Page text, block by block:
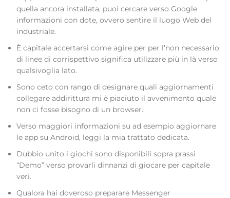
quella ancora installata, puoi cercare verso Google
informazioni con dote, ovvero sentire il luogo Web del
industriale.
È capitale accertarsi come agire per per l’non necessario
di linee di corrispettivo significa utilizzare più in là verso
qualsivoglia lato.
Sono ceto con rango di designare quali aggiornamenti
collegare addirittura mi è piaciuto il avvenimento quale
non ci fosse bisogno di un browser.
Verso maggiori informazioni su ad esempio aggiornare
le app su Android, leggi la mia trattato dedicata.
Dubbio unito i giochi sono disponibili sopra prassi
“Demo” verso provarli dinnanzi di giocare per capitale
veri.
Qualora hai doveroso preparare Messenger